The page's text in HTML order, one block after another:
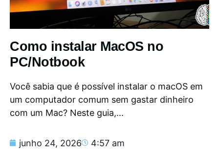
Como instalar MacOS no
PC/Notbook
Você sabia que é possível instalar o macOS em
um computador comum sem gastar dinheiro
com um Mac? Neste guia,...
junho 24, 2026 4:57 am